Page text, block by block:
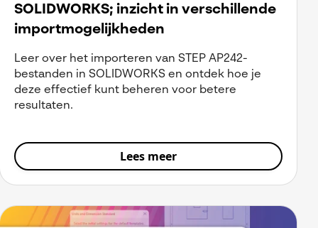
SOLIDWORKS; inzicht in verschillende
importmogelijkheden
Leer over het importeren van STEP AP242-
bestanden in SOLIDWORKS en ontdek hoe je
deze effectief kunt beheren voor betere
resultaten.
Lees meer